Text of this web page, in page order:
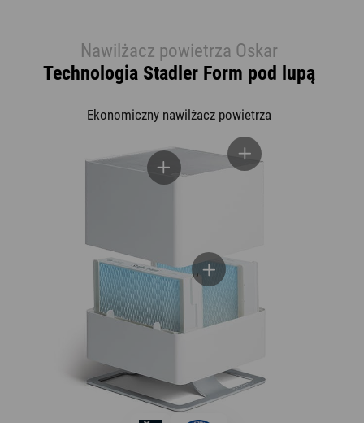
Nawilżacz powietrza Oskar
Technologia Stadler Form pod lupą
Ekonomiczny nawilżacz powietrza